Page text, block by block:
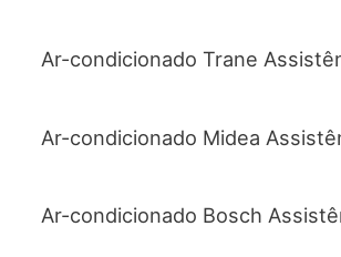
Ar-condicionado Trane
Ar-condicionado Midea
Ar-condicionado Bosch